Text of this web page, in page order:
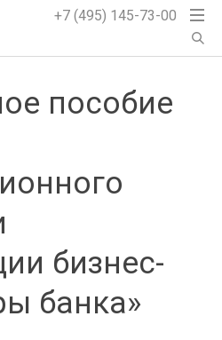
+7 (495) 145-73-00
пособие
бизнес-
банка»